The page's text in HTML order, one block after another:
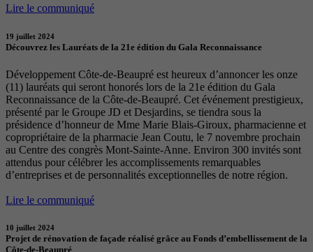
Lire le communiqué
19 juillet 2024
Découvrez les Lauréats de la 21e édition du Gala Reconnaissance
Développement Côte-de-Beaupré est heureux d’annoncer les onze
(11) lauréats qui seront honorés lors de la 21e édition du Gala
Reconnaissance de la Côte-de-Beaupré. Cet événement prestigieux,
présenté par le Groupe JD et Desjardins, se tiendra sous la
présidence d’honneur de Mme Marie Blais-Giroux, pharmacienne et
copropriétaire de la pharmacie Jean Coutu, le 7 novembre prochain
au Centre des congrès Mont-Sainte-Anne. Environ 300 invités sont
attendus pour célébrer les accomplissements remarquables
d’entreprises et de personnalités exceptionnelles de notre région.
Lire le communiqué
10 juillet 2024
Projet de rénovation de façade réalisé grâce au Fonds d’embellissement de la
Côte-de-Beaupré